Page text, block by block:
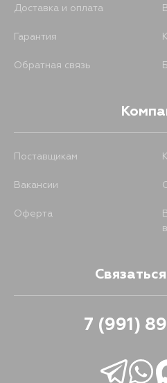
Доставка и оплата
Гарантия
Обратная связь
Поставщикам
Вакансии
Оферта
7 (991)